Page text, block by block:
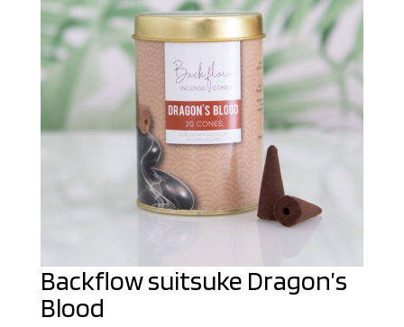
Backflow suitsuke Dragon’s
Blood